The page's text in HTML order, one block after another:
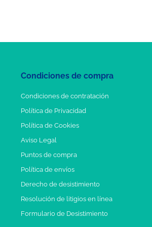
Condiciones de compra
Condiciones de contratación
Política de Privacidad
Política de Cookies
Aviso Legal
Puntos de compra
Política de envíos
Derecho de desistimiento
Resolución de litigios en línea
Formulario de Desistimiento